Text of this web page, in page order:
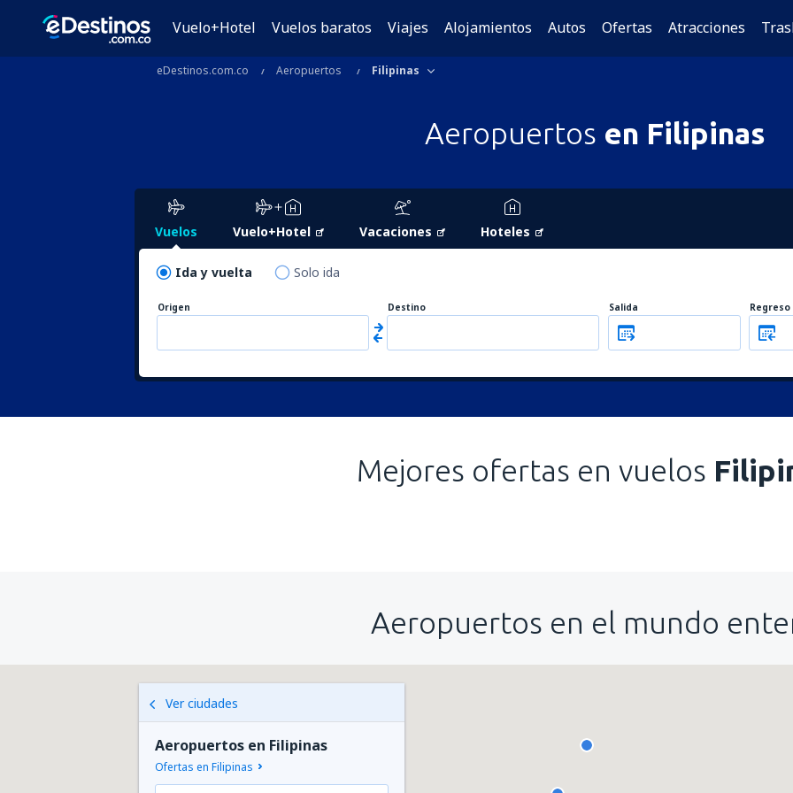
Vuelo+Hotel Vuelos baratos Viajes Alojamientos Autos Ofertas Atracciones
eDestinos.com.co Aeropuertos Filipinas
Aeropuertos en Filipinas
Vuelos Vuelo+Hotel Vacaciones Hoteles
Ida y vuelta Solo ida
Origen Destino Salida Regreso
Mejores ofertas en vuelos
Aeropuertos en el mundo
Ver ciudades
Aeropuertos en Filipinas
Ofertas en Filipinas